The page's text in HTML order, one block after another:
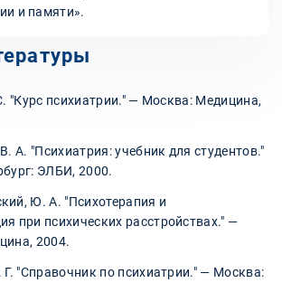
и памяти».
"Курс психиатрии." — Москва: Медицина,
А. "Психиатрия: учебник для студентов."
ЭЛБИ, 2000.
Ю. А. "Психотерапия и
при психических расстройствах." —
2004.
"Справочник по психиатрии." — Москва: